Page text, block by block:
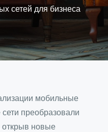
сетей для бизнеса
мобильные
преобразовали
открыв новые